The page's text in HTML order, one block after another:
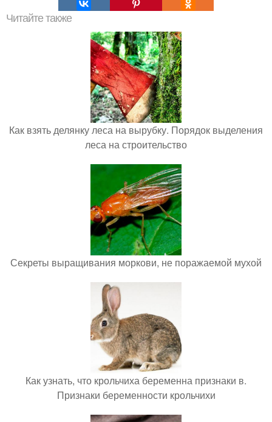
Читайте также
Как взять делянку леса на вырубку. Порядок выделения
леса на строительство
Секреты выращивания моркови, не поражаемой мухой
Как узнать, что крольчиха беременна признаки в.
Признаки беременности крольчихи